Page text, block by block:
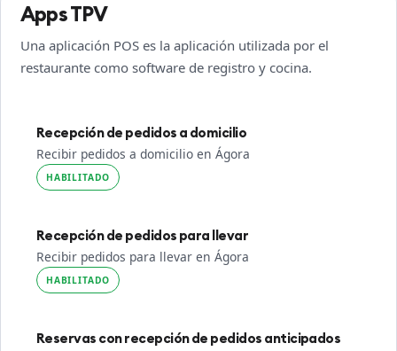
Apps TPV
Una aplicación POS es la aplicación utilizada por el
restaurante como software de registro y cocina.
Recepción de pedidos a domicilio
Recibir pedidos a domicilio en Ágora
HABILITADO
Recepción de pedidos para llevar
Recibir pedidos para llevar en Ágora
HABILITADO
Reservas con recepción de pedidos anticipados